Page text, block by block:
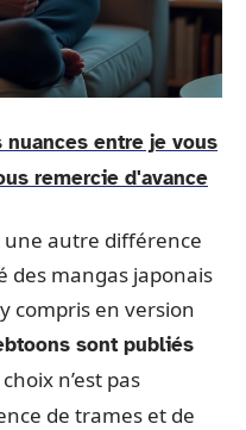
nuances entre je vous
remercie d'avance
une autre différence
des mangas japonais
compris en version
sont publiés
choix n’est pas
de trames et de